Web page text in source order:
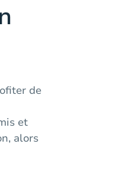
de
et
alors